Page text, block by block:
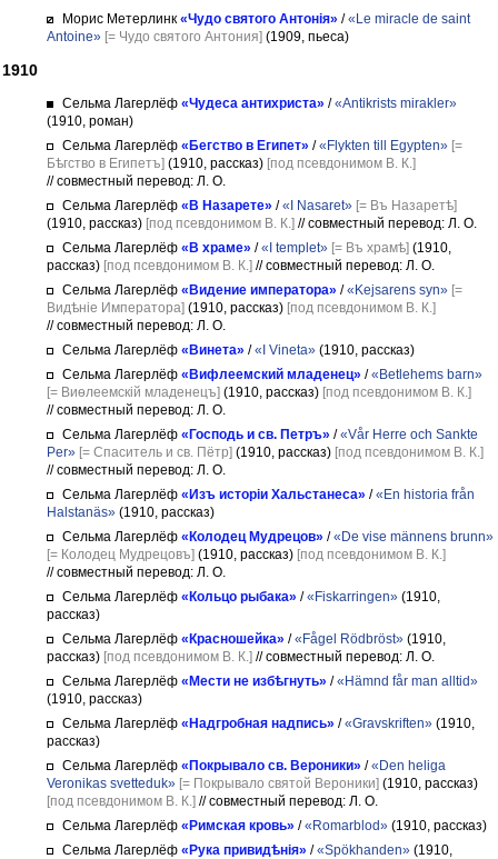
Морис Метерлинк «Чудо святого Антонія» /«Le miracle de saint
Antoine» [= Чудо святого Антония] (1909, пьеса)
1910
Сельма Лагерлёф «Чудеса антихриста» /«Antikrists mirakler»
(1910, роман)
Сельма Лагерлёф «Бегство в Египет» /«Flykten till Egypten» [=
Бѣгство в Египетъ] (1910, рассказ) [под псевдонимом В. К.]
// совместный перевод: Л. О.
Сельма Лагерлёф «В Назарете» /«I Nasaret» [= Въ Назаретѣ]
(1910, рассказ) [под псевдонимом В. К.] // совместный перевод: Л. О.
Сельма Лагерлёф «В храме» /«I templet» [= Въ храмѣ] (1910,
рассказ) [под псевдонимом В. К.] // совместный перевод: Л. О.
Сельма Лагерлёф «Видение императора» /«Kejsarens syn» [=
Видѣніе Императора] (1910, рассказ) [под псевдонимом В. К.]
// совместный перевод: Л. О.
Сельма Лагерлёф «Винета» /«I Vineta» (1910, рассказ)
Сельма Лагерлёф «Вифлеемский младенец» /«Betlehems barn»
[= Виѳлеемскій младенецъ] (1910, рассказ) [под псевдонимом В. К.]
// совместный перевод: Л. О.
Сельма Лагерлёф «Господь и св. Петръ» /«Vår Herre och Sankte
Per» [= Спаситель и св. Пётр] (1910, рассказ) [под псевдонимом В. К.]
// совместный перевод: Л. О.
Сельма Лагерлёф «Изъ исторіи Хальстанеса» /«En historia från
Halstanäs» (1910, рассказ)
Сельма Лагерлёф «Колодец Мудрецов» /«De vise männens brunn»
[= Колодец Мудрецовъ] (1910, рассказ) [под псевдонимом В. К.]
// совместный перевод: Л. О.
Сельма Лагерлёф «Кольцо рыбака» /«Fiskarringen» (1910,
рассказ)
Сельма Лагерлёф «Красношейка» /«Fågel Rödbröst» (1910,
рассказ) [под псевдонимом В. К.] // совместный перевод: Л. О.
Сельма Лагерлёф «Мести не избѣгнуть» /«Hämnd får man alltid»
(1910, рассказ)
Сельма Лагерлёф «Надгробная надпись» /«Gravskriften» (1910,
рассказ)
Сельма Лагерлёф «Покрывало св. Вероники» /«Den heliga
Veronikas svetteduk» [= Покрывало святой Вероники] (1910, рассказ)
[под псевдонимом В. К.] // совместный перевод: Л. О.
Сельма Лагерлёф «Римская кровь» /«Romarblod» (1910, рассказ)
Сельма Лагерлёф «Рука привидѣнія» /«Spökhanden» (1910,